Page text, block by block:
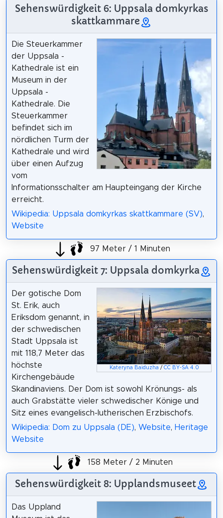
Sehenswürdigkeit 6: Uppsala domkyrkas
skattkammare
Die Steuerkammer
der Uppsala -
Kathedrale ist ein
Museum in der
Uppsala -
Kathedrale. Die
Steuerkammer
befindet sich im
nördlichen Turm der
Kathedrale und wird
über einen Aufzug
vom
Informationsschalter am Haupteingang der Kirche
erreicht.
Wikipedia: Uppsala domkyrkas skattkammare (SV),
Website
97 Meter / 1 Minuten
Sehenswürdigkeit 7: Uppsala domkyrka
Kateryna Baiduzha / CC BY-SA 4.0
Der gotische Dom
St. Erik, auch
Eriksdom genannt, in
der schwedischen
Stadt Uppsala ist
mit 118,7 Meter das
höchste
Kirchengebäude
Skandinaviens. Der Dom ist sowohl Krönungs- als
auch Grabstätte vieler schwedischer Könige und
Sitz eines evangelisch-lutherischen Erzbischofs.
Wikipedia: Dom zu Uppsala (DE), Website, Heritage
Website
158 Meter / 2 Minuten
Sehenswürdigkeit 8: Upplandsmuseet
Das Uppland